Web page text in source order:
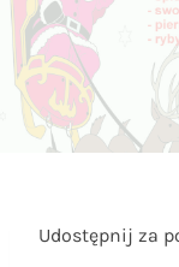
Udostępnij za